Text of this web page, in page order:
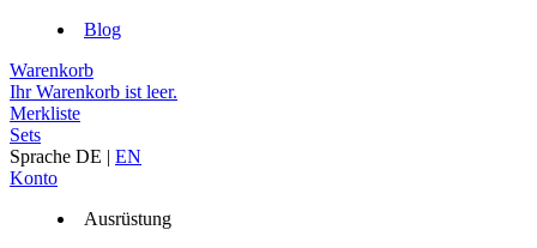
Blog
Warenkorb
Ihr Warenkorb ist leer.
Merkliste
Sets
Sprache DE | EN
Konto
Ausrüstung